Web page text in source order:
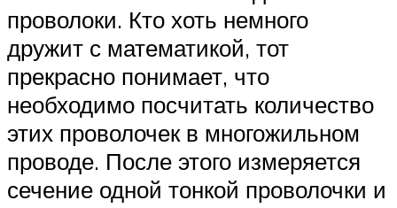
проволоки. Кто хоть немного
дружит с математикой, тот
прекрасно понимает, что
необходимо посчитать количество
этих проволочек в многожильном
проводе. После этого измеряется
сечение одной тонкой проволочки и